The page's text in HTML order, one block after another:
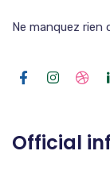
Ne manquez rien
Official